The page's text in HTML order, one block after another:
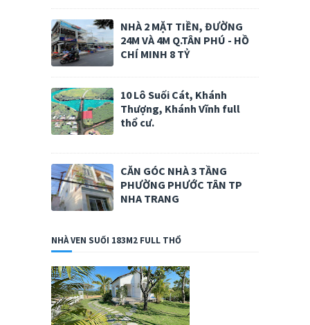
NHÀ 2 MẶT TIỀN, ĐƯỜNG
24M VÀ 4M Q.TÂN PHÚ - HỒ
CHÍ MINH 8 TỶ
10 Lô Suối Cát, Khánh
Thượng, Khánh Vĩnh full
thổ cư.
CĂN GÓC NHÀ 3 TẦNG
PHƯỜNG PHƯỚC TÂN TP
NHA TRANG
NHÀ VEN SUỐI 183M2 FULL THỔ